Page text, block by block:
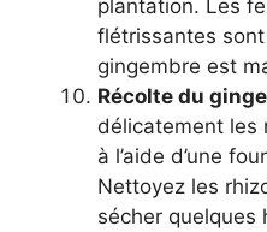
plantation. Les
flétrissantes
gingembre est
Récolte du
délicatement les
à l’aide d’une
Nettoyez les
sécher quelques